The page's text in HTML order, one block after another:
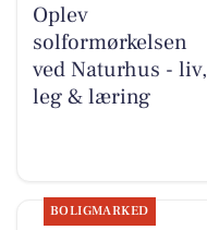
Oplev
solformørkelsen
ved Naturhus - liv,
leg & læring
BOLIGMARKED